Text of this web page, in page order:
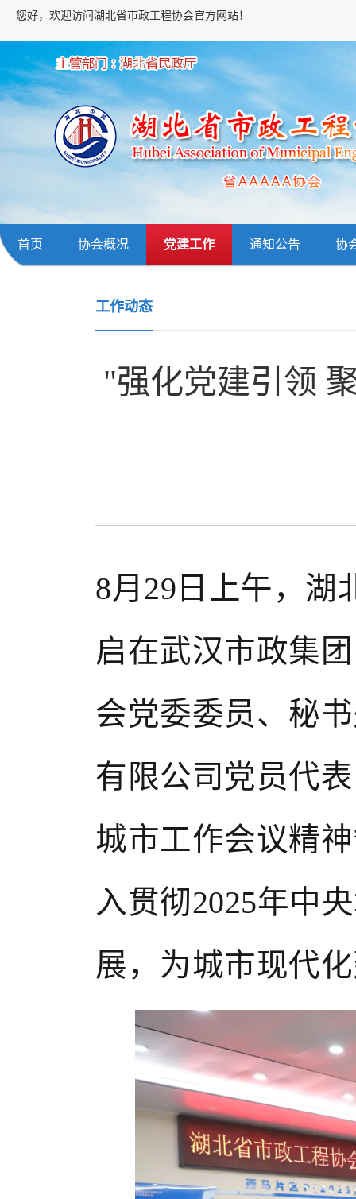
您好，欢迎访问湖北省市政工程协会官方网站！
首页 协会概况 党建工作 通知公告 协
工作动态
"强化党建引领
8月29日上午，湖
启在武汉市政集
会党委委员、秘
有限公司党员代
城市工作会议精神
入贯彻2025年中
展 ， 为城市现代